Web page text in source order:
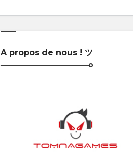
A propos de nous ! ツ